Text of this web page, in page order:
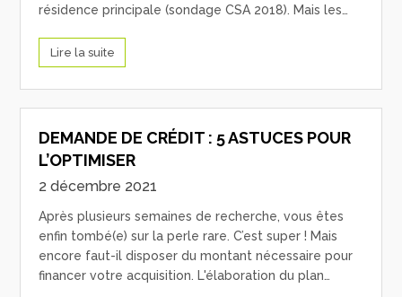
résidence principale (sondage CSA 2018). Mais les…
Lire la suite
DEMANDE DE CRÉDIT : 5 ASTUCES POUR
L’OPTIMISER
2 décembre 2021
Après plusieurs semaines de recherche, vous êtes
enfin tombé(e) sur la perle rare. C’est super ! Mais
encore faut-il disposer du montant nécessaire pour
financer votre acquisition. L'élaboration du plan…